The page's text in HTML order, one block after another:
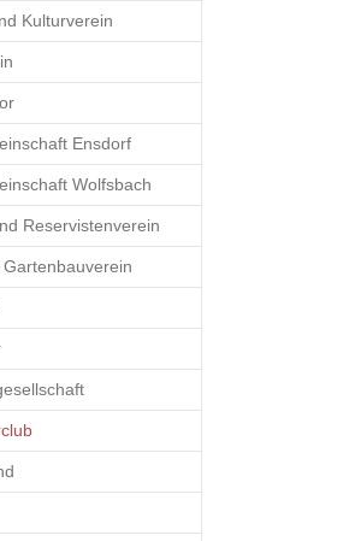
Kulturverein
Ensdorf
Wolfsbach
Reservistenverein
(current)